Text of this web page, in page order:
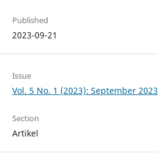
Published
2023-09-21
Issue
Vol. 5 No. 1 (2023): September 2023
Section
Artikel